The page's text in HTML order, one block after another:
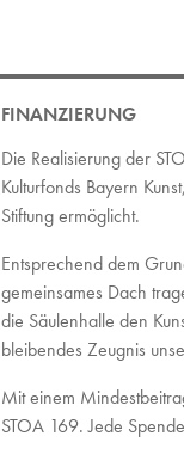
FINANZIERUNG
Die Realisierung der
Kulturfonds Bayern
Stiftung ermöglicht.
Entsprechend dem
gemeinsames Dach
die Säulenhalle den
bleibendes Zeugnis
Mit einem
STOA 169. Jede